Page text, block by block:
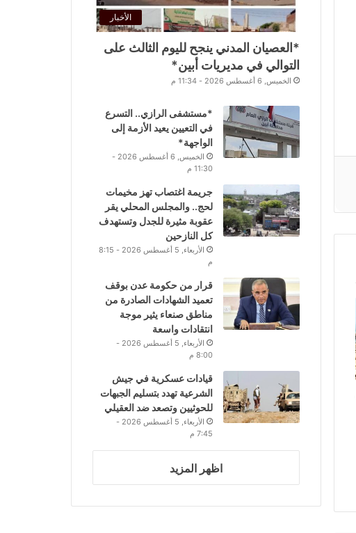
الأخبار
*العصيان المدني ينجح لليوم الثالث على
التوالي في مديريات أبين*
الخميس, 6 أغسطس 2026 - 11:34 م
*مستشفى الرازي.. التسرع
في التعيين يعيد الأزمة إلى
الواجهة*
الخميس, 6 أغسطس 2026 -
11:30 م
جريمة اغتصاب تهز مخيمات
لحج.. والمجلس المحلي يقر
عقوبة مثيرة للجدل وتستهدف
كل النازحين
الأربعاء, 5 أغسطس 2026 - 8:15
م
قرار من حكومة عدن بوقف
تعميد الشهادات الصادرة من
مناطق صنعاء يثير موجة
انتقادات واسعة
الأربعاء, 5 أغسطس 2026 -
8:00 م
قيادات عسكرية في جيش
الشرعية تهدد بتسليم الجبهات
للحوثيين وتصعد ضد العقيلي
الأربعاء, 5 أغسطس 2026 -
7:45 م
اظهر المزيد